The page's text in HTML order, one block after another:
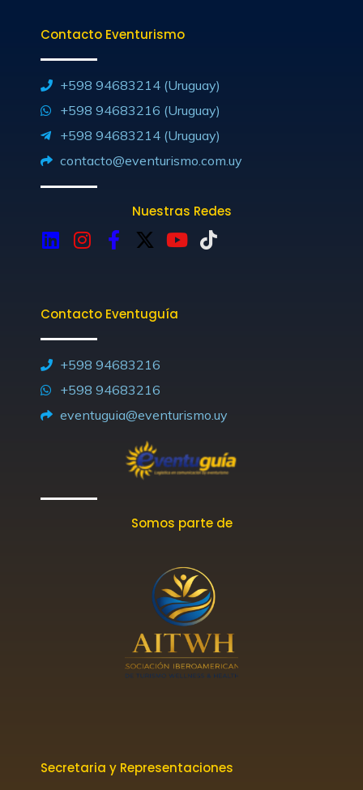
Contacto Eventurismo
+598 94683214 (Uruguay)
+598 94683216 (Uruguay)
+598 94683214 (Uruguay)
contacto@eventurismo.com.uy
Nuestras Redes
L
e
d
i
n
I
a
g
r
a
m
F
b
o
k
-
f
X
i
t
e
r
Y
u
T
Contacto Eventuguía
+598 94683216
+598 94683216
eventuguia@eventurismo.uy
Somos parte de
Secretaria y Representaciones